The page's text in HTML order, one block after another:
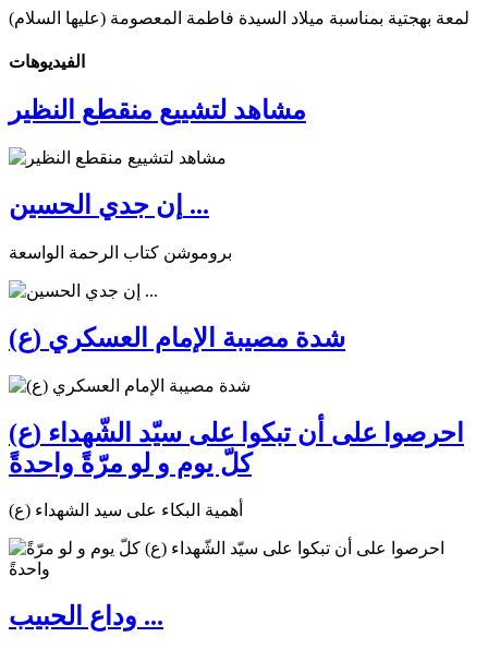
لمعة بهجتية بمناسبة ميلاد السيدة فاطمة المعصومة (عليها السلام)
الفیدیوهات
مشاهد لتشييع منقطع النظير
إن جدي الحسين ...
بروموشن كتاب الرحمة الواسعة
شدة مصيبة الإمام العسكري (ع)
احرصوا على أن تبكوا على سيّد الشّهداء (ع)
كلّ يوم و لو مرّةً واحدةً
أهمية البكاء على سيد الشهداء (ع)
وداع الحبيب ...